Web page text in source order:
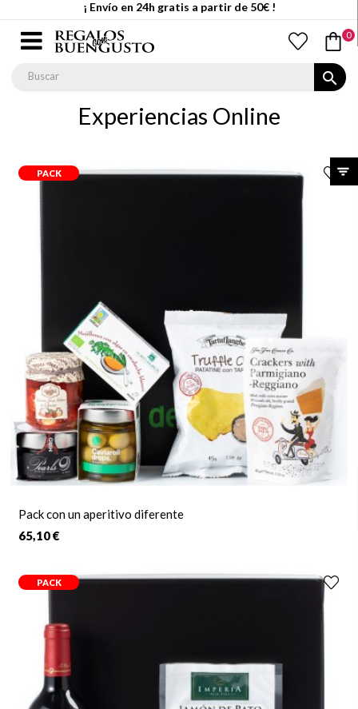
¡ Envío en 24h gratis a partir de 50€ !
0
search
Experiencias Online
PACK
Pack con un aperitivo diferente
65,10 €
PACK